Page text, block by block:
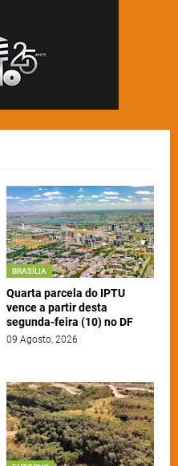
BRASÍLIA
Quarta parcela do IPTU
vence a partir desta
segunda-feira (10) no DF
09 Agosto, 2026